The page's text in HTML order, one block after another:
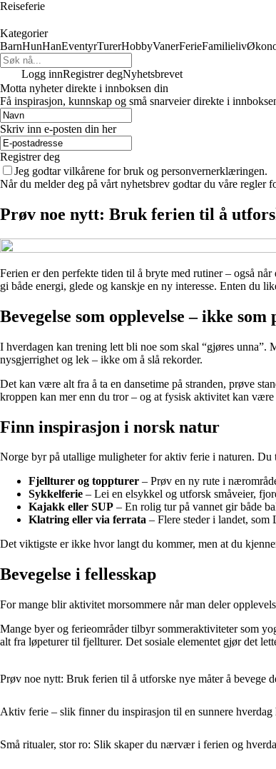
Reiseferie
Kategorier
BarnHunHanEventyrTurerHobbyVanerFerieFamilieliv
Logg innRegistrer degNyhetsbrevet
Motta nyheter direkte i innboksen din
Få inspirasjon, kunnskap og små snarveier direkte i
Skriv inn e-posten din her
Registrer deg
Jeg godtar vilkårene for bruk og personvernerklæringen.
Når du melder deg på vårt nyhetsbrev godtar du våre regler
Prøv noe nytt: Bruk ferien til å
Ferien er den perfekte tiden til å bryte med rutiner – også
gi både energi, glede og kanskje en ny interesse. Enten du
Bevegelse som opplevelse – ikke
I hverdagen kan trening lett bli noe som skal “gjøres unna”.
nysgjerrighet og lek – ikke om å slå rekorder.
Det kan være alt fra å ta en dansetime på stranden, prøve
kroppen kan mer enn du tror – og at fysisk aktivitet kan
Finn inspirasjon i norsk natur
Norge byr på utallige muligheter for aktiv ferie i naturen. Du
Fjellturer og toppturer – Prøv en ny rute i
Sykkelferie – Lei en elsykkel og utforsk småveier,
Kajakk eller SUP – En rolig tur på vannet gir både
Klatring eller via ferrata – Flere steder i landet,
Det viktigste er ikke hvor langt du kommer, men at du
Bevegelse i fellesskap
For mange blir aktivitet morsommere når man deler
Mange byer og ferieområder tilbyr sommeraktiviteter som
alt fra løpeturer til fjellturer. Det sosiale elementet gjør det
Prøv noe nytt: Bruk ferien til å utforske nye måter å bevege
Aktiv ferie – slik finner du inspirasjon til en sunnere hverdag
Små ritualer, stor ro: Slik skaper du nærvær i ferien og